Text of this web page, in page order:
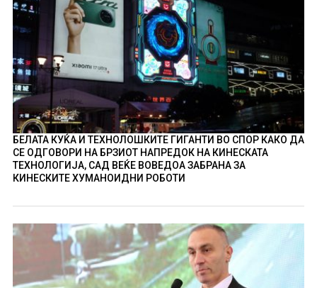
БЕЛАТА КУЌА И ТЕХНОЛОШКИТЕ ГИГАНТИ ВО СПОР КАКО ДА
СЕ ОДГОВОРИ НА БРЗИОТ НАПРЕДОК НА КИНЕСКАТА
ТЕХНОЛОГИЈА, САД ВЕЌЕ ВОВЕДОА ЗАБРАНА ЗА
КИНЕСКИТЕ ХУМАНОИДНИ РОБОТИ